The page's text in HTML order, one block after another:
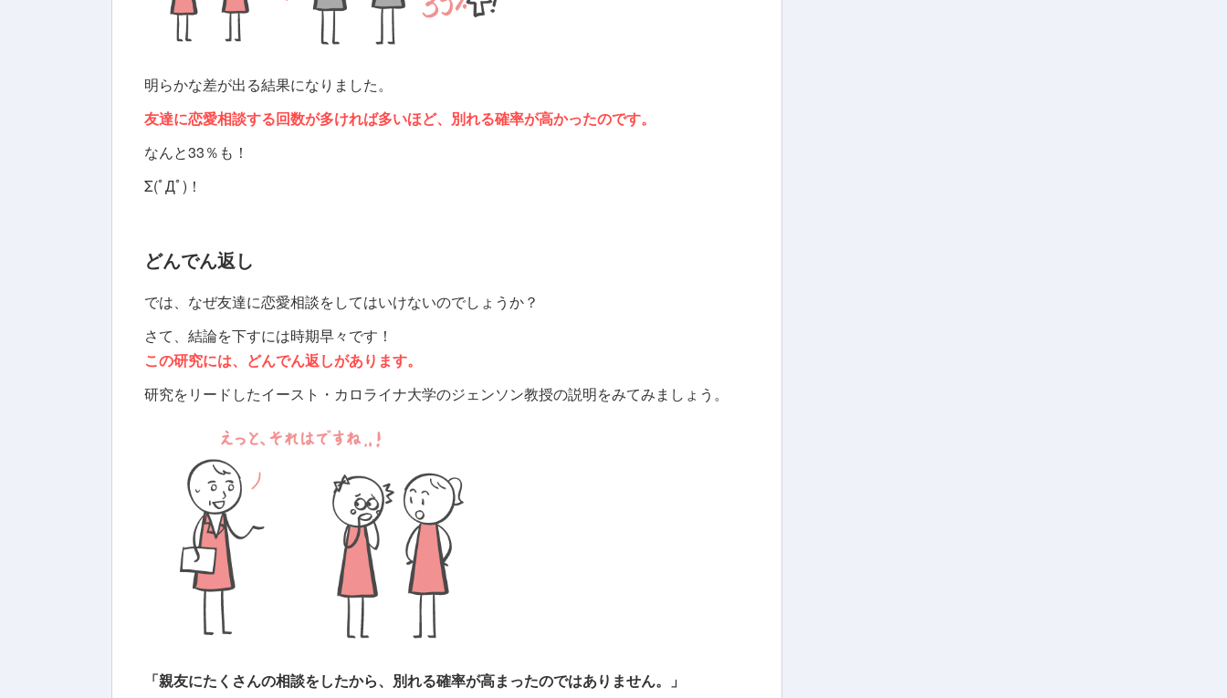
明らかな差が出る結果になりました。
友達に恋愛相談する回数が多ければ多いほど、別れる確率が高かったのです。
なんと33％も！
Σ(ﾟДﾟ)！
どんでん返し
では、なぜ友達に恋愛相談をしてはいけないのでしょうか？
さて、結論を下すには時期早々です！
この研究には、どんでん返しがあります。
研究をリードしたイースト・カロライナ大学のジェンソン教授の説明をみてみましょう。
「親友にたくさんの相談をしたから、別れる確率が高まったのではありません。」